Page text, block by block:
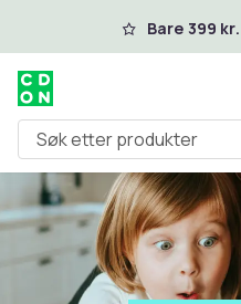
Hopp til hovedinnhold
Bare 399
Søk etter produkter